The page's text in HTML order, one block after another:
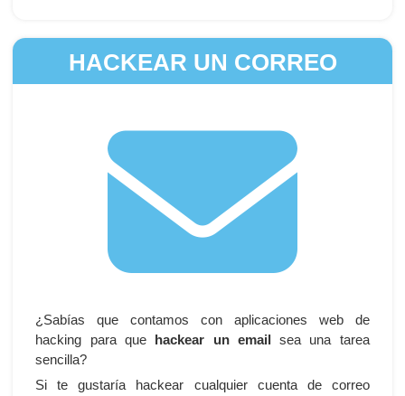
HACKEAR UN CORREO
¿Sabías que contamos con aplicaciones web de
hacking para que hackear un email sea una tarea
sencilla?
Si te gustaría hackear cualquier cuenta de correo